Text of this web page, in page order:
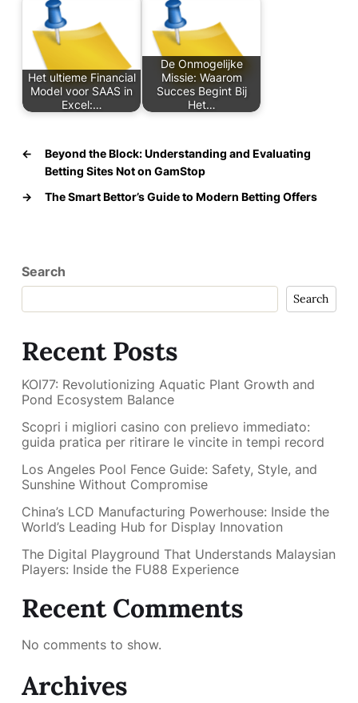
Het ultieme Financial
Model voor SAAS in
Excel:…
De Onmogelijke
Missie: Waarom
Succes Begint Bij
Het…
←
Beyond the Block: Understanding and Evaluating
Betting Sites Not on GamStop
→
The Smart Bettor’s Guide to Modern Betting Offers
Search
Search
Recent Posts
KOI77: Revolutionizing Aquatic Plant Growth and
Pond Ecosystem Balance
Scopri i migliori casino con prelievo immediato:
guida pratica per ritirare le vincite in tempi record
Los Angeles Pool Fence Guide: Safety, Style, and
Sunshine Without Compromise
China’s LCD Manufacturing Powerhouse: Inside the
World’s Leading Hub for Display Innovation
The Digital Playground That Understands Malaysian
Players: Inside the FU88 Experience
Recent Comments
No comments to show.
Archives